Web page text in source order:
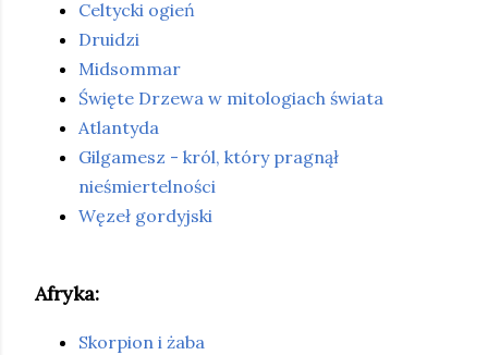
Celtycki ogień
Druidzi
Midsommar
Święte Drzewa w mitologiach świata
Atlantyda
Gilgamesz - król, który pragnął
nieśmiertelności
Węzeł gordyjski
Afryka:
Skorpion i żaba